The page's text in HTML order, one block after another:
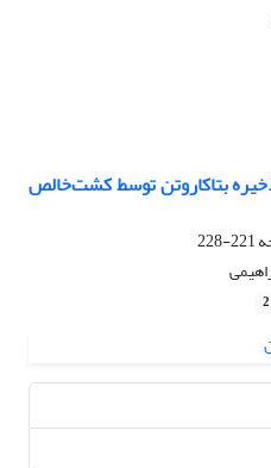
بتاکاروتن توسط کشت‌‌خالص
221-228